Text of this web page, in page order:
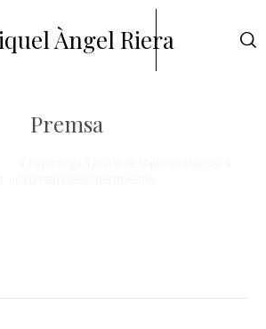
Àngel Riera
Premsa